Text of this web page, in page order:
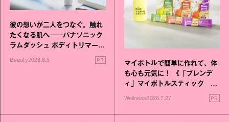
彼の想いが二人をつなぐ。触れ
たくなる肌へ──パナソニック
ラムダッシュ ボディトリマーが
Beauty2026.8.5 PR
マイボトルで簡単に作れて、体
も心も元気に！ 《「ブレンデ
ィ」マイボトルスティック い
いこと毎日》シリーズが誕生
Wellness2026.7.27 PR